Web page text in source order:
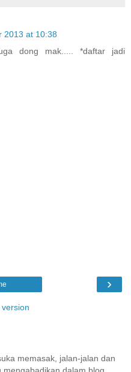
2013 at 10:38
dong mak..... *daftar jadi
›
memasak, jalan-jalan dan